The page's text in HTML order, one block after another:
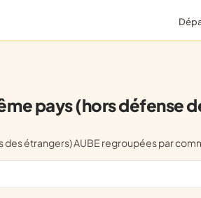
pays (hors défense
des étrangers) AUBE regroupées par